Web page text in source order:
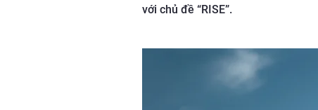
với chủ đề “RISE”.